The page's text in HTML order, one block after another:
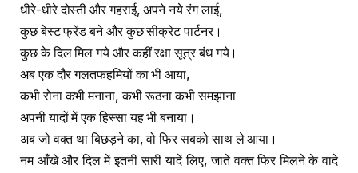
धीरे-धीरे दोस्ती और गहराई, अपने नये रंग लाई,
कुछ बेस्ट फ्रेंड बने और कुछ सीक्रेट पार्टनर।
कुछ के दिल मिल गये और कहीं रक्षा सूत्र बंध गये।
अब एक दौर गलतफहमियों का भी आया,
कभी रोना कभी मनाना, कभी रूठना कभी समझाना
अपनी यादों में एक हिस्सा यह भी बनाया।
अब जो वक्त था बिछड़ने का, वो फिर सबको साथ ले आया।
नम आँखे और दिल में इतनी सारी यादें लिए, जाते वक्त फिर मिलने के वादे